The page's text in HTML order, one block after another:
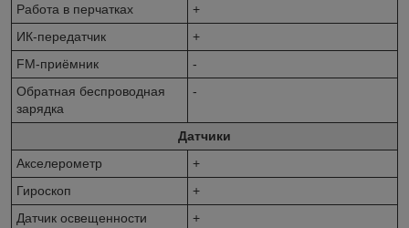
Работа в перчатках
+
ИК-передатчик
+
FM-приёмник
-
Обратная беспроводная
зарядка
-
Датчики
Акселерометр
+
Гироскоп
+
Датчик освещенности
+